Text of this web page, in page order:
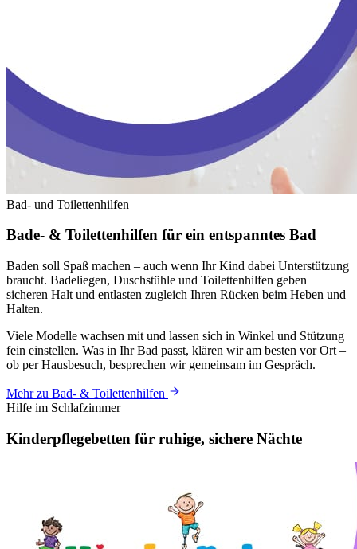
Bad- und Toilettenhilfen
Bade- & Toilettenhilfen für ein entspanntes Bad
Baden soll Spaß machen – auch wenn Ihr Kind dabei Unterstützung
braucht. Badeliegen, Duschstühle und Toilettenhilfen geben
sicheren Halt und entlasten zugleich Ihren Rücken beim Heben und
Halten.
Viele Modelle wachsen mit und lassen sich in Winkel und Stützung
fein einstellen. Was in Ihr Bad passt, klären wir am besten vor Ort –
ob per Hausbesuch, besprechen wir gemeinsam im Gespräch.
Mehr zu Bad- & Toilettenhilfen
Hilfe im Schlafzimmer
Kinderpflegebetten für ruhige, sichere Nächte